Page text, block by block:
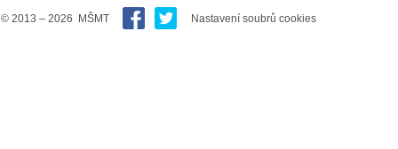
© 2013 – 2026 MŠMT Nastavení soubrů cookies